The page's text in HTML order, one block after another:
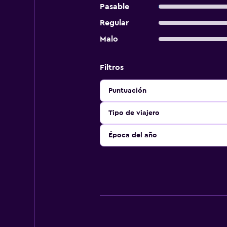
Pasable
Regular
Malo
Filtros
Puntuación
Tipo de viajero
Época del año